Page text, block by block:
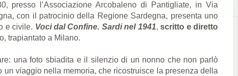
presso l’Associazione Arcobaleno di Pantigliate, in Via
con il patrocinio della Regione Sardegna, presenta uno
e civile. Voci dal Confine. Sardi nel 1941,scritto e diretto
trapiantato a Milano.
una foto sbiadita e il silenzio di un nonno che non parlò
viaggio nella memoria, che ricostruisce la presenza della